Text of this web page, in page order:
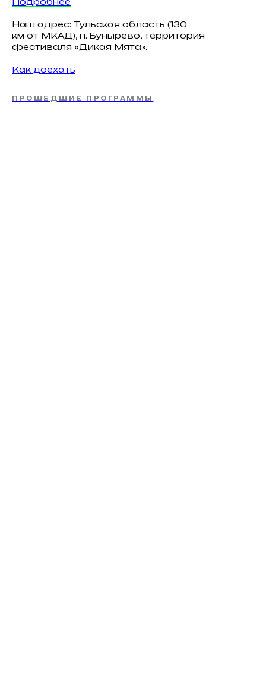
Наш адрес: Тульская область (130
км от МКАД), п. Бунырево, территория
фестиваля «Дикая Мята».
Как доехать
ПРОШЕДШИЕ ПРОГРАММЫ